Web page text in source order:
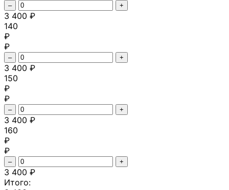
– +
3 400 ₽
140
₽
₽
– +
3 400 ₽
150
₽
₽
– +
3 400 ₽
160
₽
₽
– +
3 400 ₽
Итого: